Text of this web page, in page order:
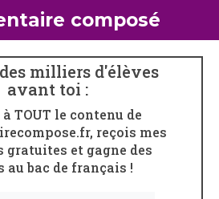
composé
et le léopard, La
: lecture linéaire
octobre 2019 6 commentaires
milliers d'élèves
avant toi :
à TOUT le contenu de
reçois mes
gratuites et gagne des
au bac de français !